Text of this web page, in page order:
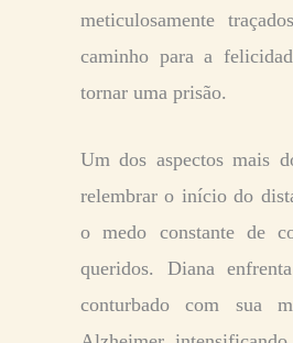
meticulosamente
caminho para a
tornar uma prisão.
Um dos aspectos mais
relembrar o início do
o medo constante de
queridos. Diana
conturbado com sua